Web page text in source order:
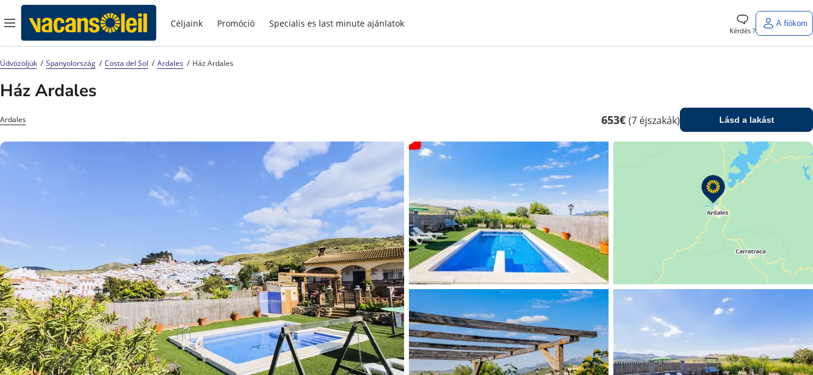
Céljaink Promóció Specialis es last minute ajánlatok
Kérdés ?
A fiókom
Üdvözöljük Spanyolország Costa del Sol Ardales Ház Ardales
Ház Ardales
Ardales 653€ (7 éjszakák) Lásd a lakást